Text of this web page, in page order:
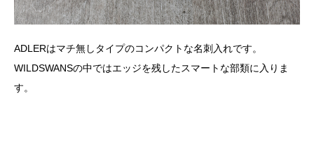
ADLERはマチ無しタイプのコンパクトな名刺入れです。
WILDSWANSの中ではエッジを残したスマートな部類に入りま
す。